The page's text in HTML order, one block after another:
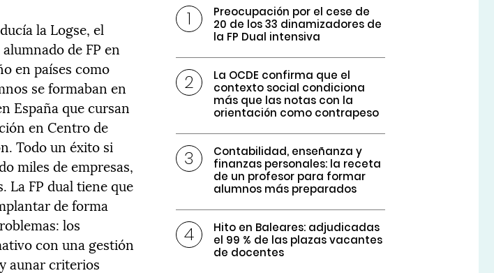
la Logse, el
de FP en
en países como
se formaban en
España que cursan
en Centro de
Todo un éxito si
miles de empresas,
La FP dual tiene que
de forma
los
con una gestión
aunar criterios
Preocupación por el cese de
20 de los 33 dinamizadores de
la FP Dual intensiva
La OCDE confirma que el
contexto social condiciona
más que las notas con la
orientación como contrapeso
Contabilidad, enseñanza y
finanzas personales: la receta
de un profesor para formar
alumnos más preparados
Hito en Baleares: adjudicadas
el 99 % de las plazas vacantes
de docentes